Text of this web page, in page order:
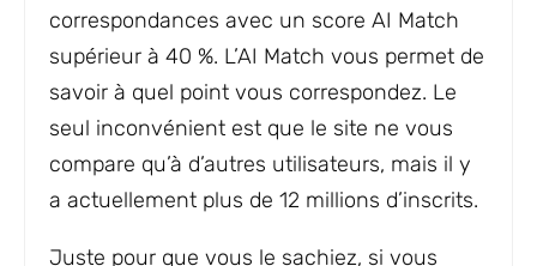
correspondances avec un score AI Match
supérieur à 40 %. L’AI Match vous permet de
savoir à quel point vous correspondez. Le
seul inconvénient est que le site ne vous
compare qu’à d’autres utilisateurs, mais il y
a actuellement plus de 12 millions d’inscrits.
Juste pour que vous le sachiez, si vous